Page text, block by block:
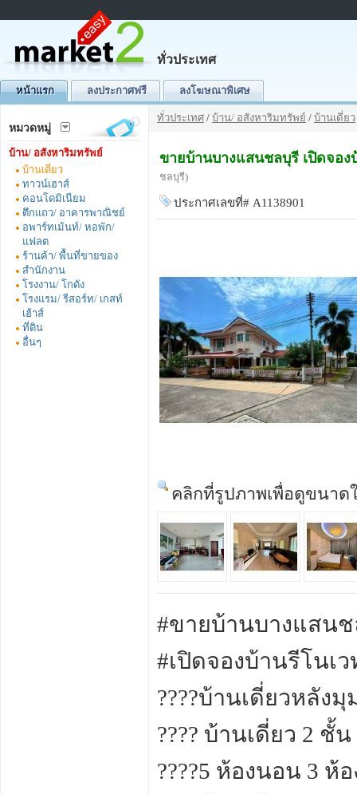
ทั่วประเทศ
หน้าแรก ลงประกาศฟรี ลงโฆษณาพิเศษ
หมวดหมู่
บ้าน/ อสังหาริมทรัพย์
บ้านเดี่ยว
ทาวน์เฮาส์
คอนโดมิเนียม
ตึกแถว/ อาคารพาณิชย์
อพาร์ทเม้นท์/ หอพัก/
แฟลต
ร้านค้า/ พื้นที่ขายของ
สำนักงาน
โรงงาน/ โกดัง
โรงแรม/ รีสอร์ท/ เกสท์
เฮ้าส์
ที่ดิน
อื่นๆ
ทั่วประเทศ / บ้าน/ อสังหาริมทรัพย์ / บ้านเดี่ยว
ขายบ้านบางแสนชลบุรี เปิดจอ
ชลบุรี)
ประกาศเลขที่# A1138901
คลิกที่รูปภาพเพื่อดูขนาด
#ขายบ้านบางแสน
#เปิดจองบ้านรีโนเว
????บ้านเดี่ยวหลั
???? บ้านเดี่ยว 2 ชั้
????5 ห้องนอน 3 ห้